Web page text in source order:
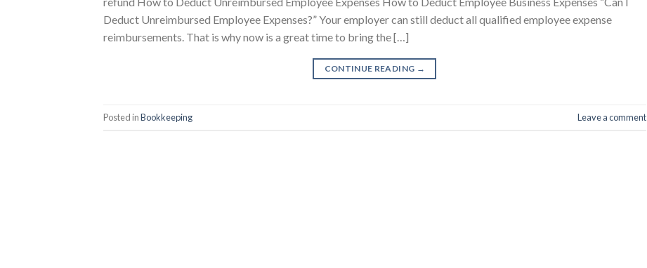
Deduct Unreimbursed Employee Expenses?” Your employer can still deduct all qualified employee expense
reimbursements. That is why now is a great time to bring the […]
CONTINUE READING →
Posted inBookkeeping Leave a comment